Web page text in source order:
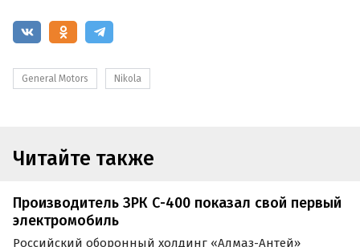
General Motors Nikola
Читайте также
Производитель ЗРК С-400 показал свой первый
электромобиль
Российский оборонный холдинг «Алмаз-Антей»